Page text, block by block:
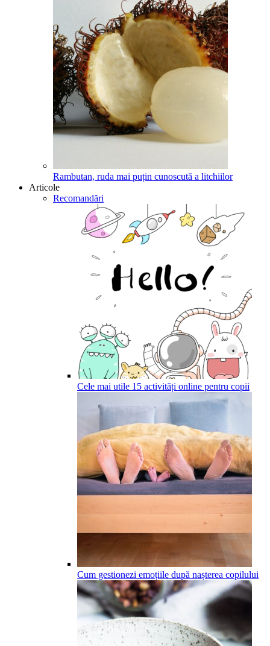
Rambutan, ruda mai puțin cunoscută a litchiilor
Articole
Recomandări
Cele mai utile 15 activități online pentru copii
Cum gestionezi emoțiile după nașterea copilului